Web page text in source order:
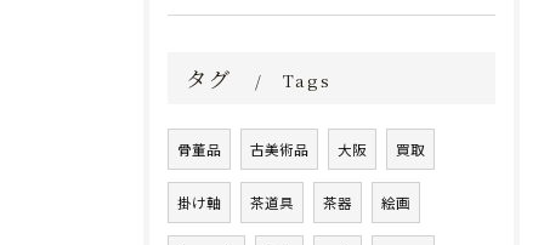
タグ Tags
骨董品 古美術品 大阪 買取
掛け軸 茶道具 茶器 絵画